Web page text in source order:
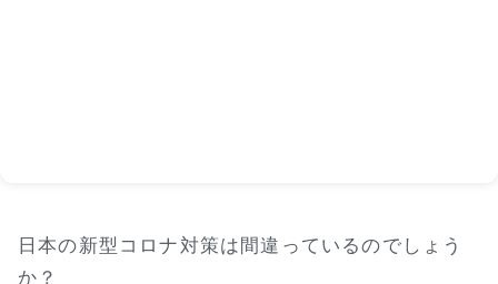
日本の新型コロナ対策は間違っているのでしょう
か？